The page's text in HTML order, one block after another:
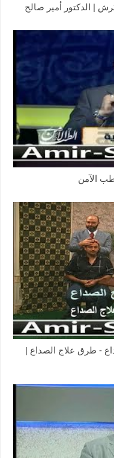
| الدكتور أمير صالح
الآمن
- طرق علاج الصداع |